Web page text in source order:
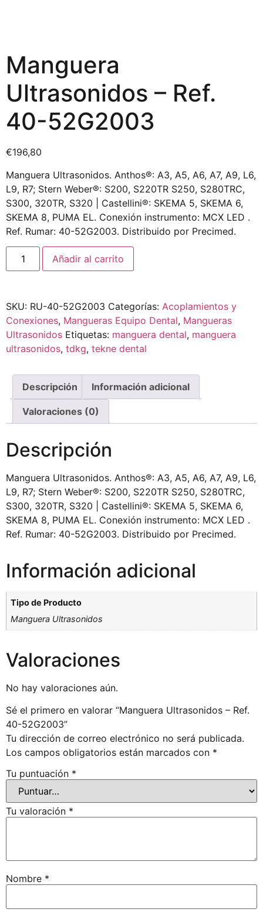
Manguera
Ultrasonidos – Ref.
40-52G2003
€196,80
Manguera Ultrasonidos. Anthos®: A3, A5, A6, A7, A9, L6,
L9, R7; Stern Weber®: S200, S220TR S250, S280TRC,
S300, 320TR, S320 | Castellini®: SKEMA 5, SKEMA 6,
SKEMA 8, PUMA EL. Conexión instrumento: MCX LED .
Ref. Rumar: 40-52G2003. Distribuido por Precimed.
Añadir al carrito
SKU: RU-40-52G2003 Categorías: Acoplamientos y
Conexiones, Mangueras Equipo Dental, Mangueras
Ultrasonidos Etiquetas: manguera dental, manguera
ultrasonidos, tdkg, tekne dental
Descripción Información adicional
Valoraciones (0)
Descripción
Manguera Ultrasonidos. Anthos®: A3, A5, A6, A7, A9, L6,
L9, R7; Stern Weber®: S200, S220TR S250, S280TRC,
S300, 320TR, S320 | Castellini®: SKEMA 5, SKEMA 6,
SKEMA 8, PUMA EL. Conexión instrumento: MCX LED .
Ref. Rumar: 40-52G2003. Distribuido por Precimed.
Información adicional
Tipo de Producto
Manguera Ultrasonidos
Valoraciones
No hay valoraciones aún.
Sé el primero en valorar “Manguera Ultrasonidos – Ref.
40-52G2003”
Tu dirección de correo electrónico no será publicada.
Los campos obligatorios están marcados con *
Tu puntuación *
Tu valoración *
Nombre *